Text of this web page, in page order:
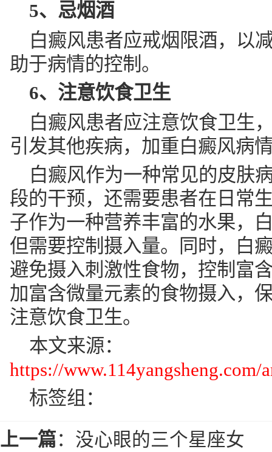
5、忌烟酒
白癜风患者应戒烟限酒，以
助于病情的控制。
6、注意饮食卫生
白癜风患者应注意饮食卫生
引发其他疾病，加重白癜风病
白癜风作为一种常见的皮肤
段的干预，还需要患者在日常
子作为一种营养丰富的水果，
但需要控制摄入量。同时，白
避免摄入刺激性食物，控制富
加富含微量元素的食物摄入，
注意饮食卫生。
本文来源：
https://www.114yangsheng.com/
标签组：
上一篇： 没心眼的三个星座女